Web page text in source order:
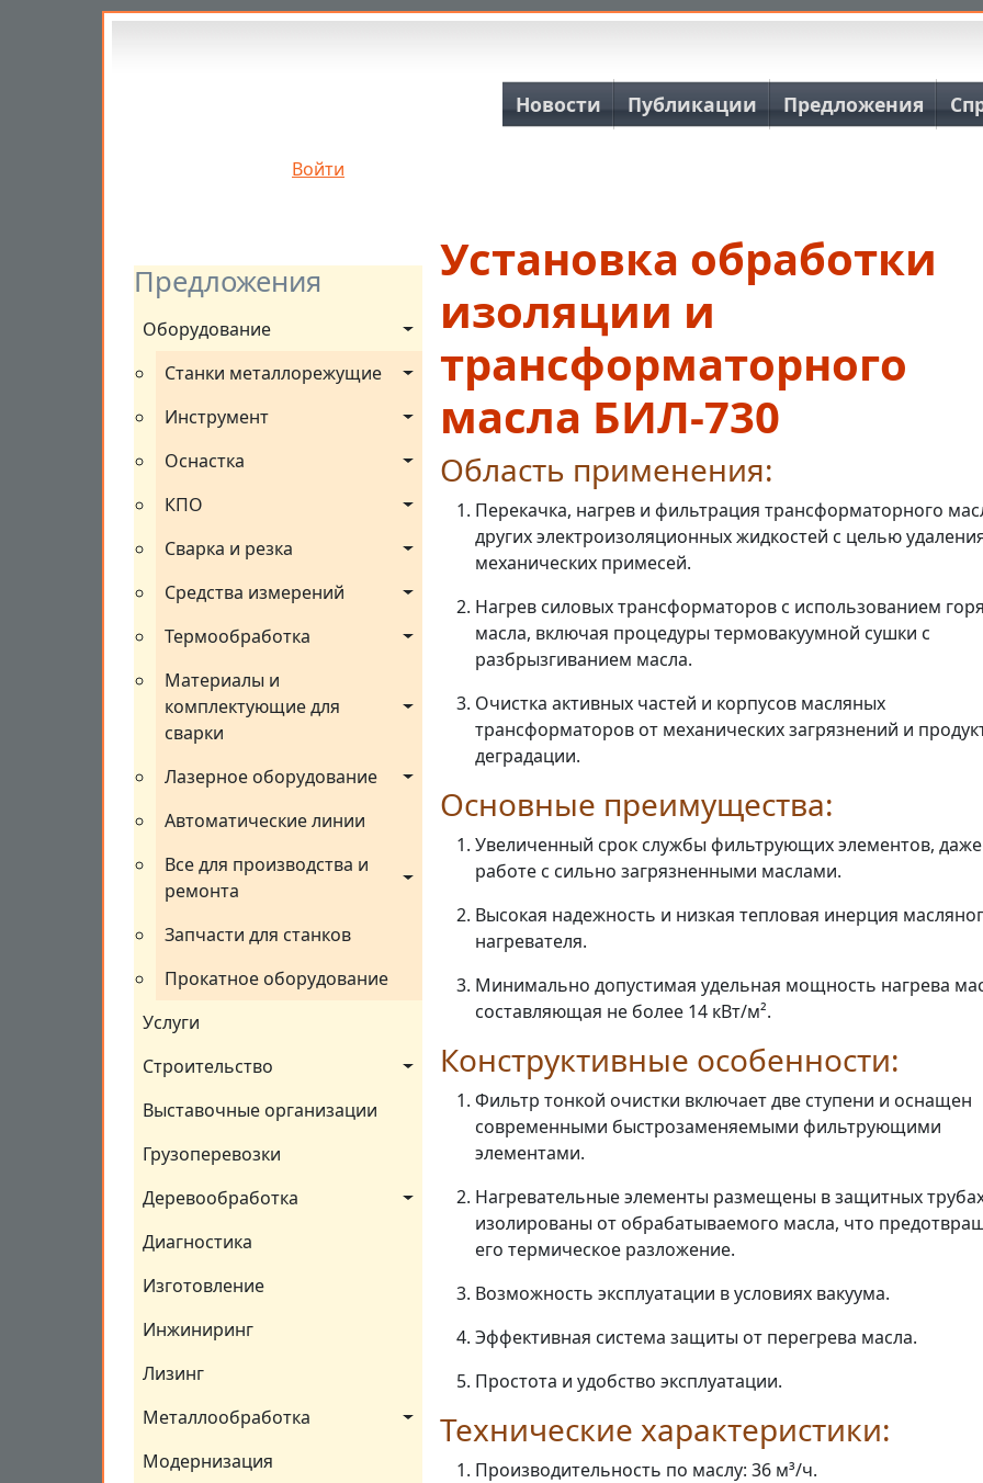
Перейти к основному содержанию
Войти
Основная навигация
Новости Публикации Предложения
Предложения
Оборудование
Станки металлорежущие
Инструмент
Оснастка
КПО
Сварка и резка
Средства измерений
Термообработка
Материалы и
комплектующие для
сварки
Лазерное оборудование
Автоматические линии
Все для производства и
ремонта
Запчасти для станков
Прокатное оборудование
Услуги
Строительство
Выставочные организации
Грузоперевозки
Деревообработка
Диагностика
Изготовление
Инжиниринг
Лизинг
Металлообработка
Модернизация
Установка обработки
изоляции и
трансформаторного
масла БИЛ-730
Область применения:
Перекачка, нагрев и фильтрация трансформаторного
других электроизоляционных жидкостей с целью
механических примесей.
Нагрев силовых трансформаторов с использованием
масла, включая процедуры термовакуумной сушки с
разбрызгиванием масла.
Очистка активных частей и корпусов масляных
трансформаторов от механических загрязнений и
деградации.
Основные преимущества:
Увеличенный срок службы фильтрующих элементов,
работе с сильно загрязненными маслами.
Высокая надежность и низкая тепловая инерция
нагревателя.
Минимально допустимая удельная мощность нагрева
составляющая не более 14 кВт/м².
Конструктивные особенности:
Фильтр тонкой очистки включает две ступени и оснащен
современными быстрозаменяемыми фильтрующими
элементами.
Нагревательные элементы размещены в защитных
изолированы от обрабатываемого масла, что
его термическое разложение.
Возможность эксплуатации в условиях вакуума.
Эффективная система защиты от перегрева масла.
Простота и удобство эксплуатации.
Технические характеристики:
Производительность по маслу: 36 м³/ч.